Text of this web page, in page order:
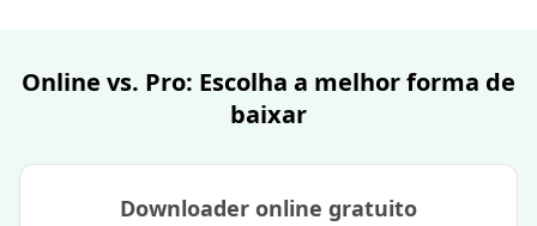
Online vs. Pro: Escolha a melhor forma de
baixar
Downloader online gratuito